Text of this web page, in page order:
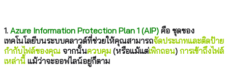
1. Azure Information Protection Plan 1 (AIP) คือ ชุดของ
เทคโนโลยีบนระบบคลาวด์ที่ช่วยให้คุณสามารถจัดประเภทและติดป้าย
กำกับไฟล์ของคุณ จากนั้นควบคุม (หรือแม้แต่เพิกถอน) การเข้าถึงไฟล์
เหล่านี้ แม้ว่าจะออฟไลน์อยู่ก็ตาม